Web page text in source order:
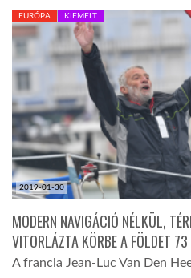
KÖZEL-KELET
AUSZTRÁLIA
A VILÁG ITTHON
2019-01-30
EURÓPA KIEMELT
MODERN NAVIGÁCIÓ NÉLKÜL,
VITORLÁZTA KÖRBE A FÖLDET 73
A francia Jean-Luc Van Den